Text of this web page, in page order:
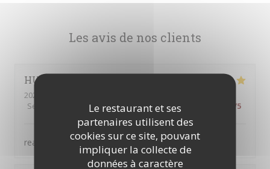
Le restaurant et ses
partenaires utilisent des
cookies sur ce site, pouvant
impliquer la collecte de
données à caractère
Les avis de nos clients
HU
2026-08-04
Service
Ambiance: 5/5 Cuisine:5/5 Qualité / Prix /5
really considerate service！